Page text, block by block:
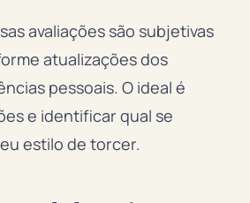
avaliações são subjetivas
atualizações dos
pessoais. O ideal é
e identificar qual se
estilo de torcer.